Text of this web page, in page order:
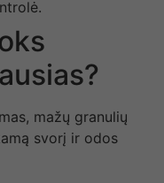
mažų granulių
svorį ir odos